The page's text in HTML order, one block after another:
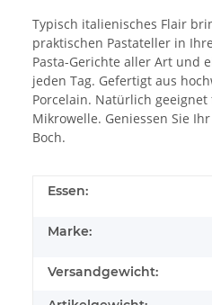
Typisch italienisches Flair
praktischen Pastateller in
Pasta-Gerichte aller Art und
jeden Tag. Gefertigt aus
Porcelain. Natürlich
Mikrowelle. Geniessen Sie
Boch.
Essen:
Marke:
Versandgewicht: